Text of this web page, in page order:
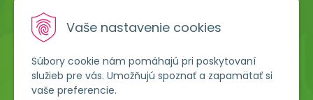
Vaše nastavenie cookies
Súbory cookie nám pomáhajú pri poskytovaní
služieb pre vás. Umožňujú spoznať a zapamätať si
vaše preferencie.
ODOBERAŤ
odvolať písomne, emailom alebo kliknutím na odkaz z
ktoréhokoľvek informačného emailu.